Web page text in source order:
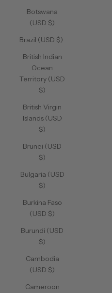
Botswana
(USD $)
Brazil (USD $)
British Indian
Ocean
Territory (USD
$)
British Virgin
Islands (USD
$)
Brunei (USD
$)
Bulgaria (USD
$)
Burkina Faso
(USD $)
Burundi (USD
$)
Cambodia
(USD $)
Cameroon